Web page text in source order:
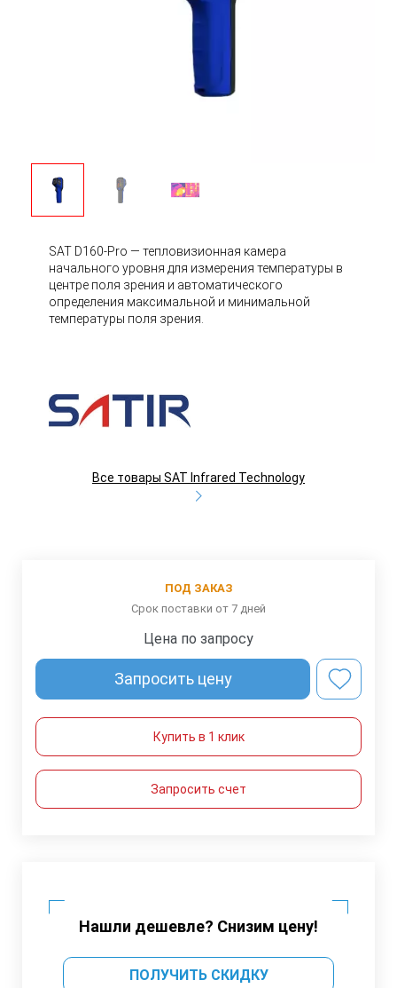
SAT D160-Pro — тепловизионная камера
начального уровня для измерения температуры в
центре поля зрения и автоматического
определения максимальной и минимальной
температуры поля зрения.
Все товары SAT Infrared Technology
ПОД ЗАКАЗ
Срок поставки от 7 дней
Цена по запросу
Запросить цену
Купить в 1 клик
Запросить счет
Нашли дешевле? Снизим цену!
ПОЛУЧИТЬ СКИДКУ